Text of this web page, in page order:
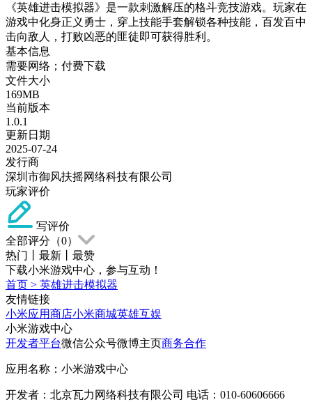
《英雄进击模拟器》是一款刺激解压的格斗竞技游戏。玩家在
游戏中化身正义勇士，穿上技能手套解锁各种技能，百发百中
击向敌人，打败凶恶的匪徒即可获得胜利。
基本信息
需要网络；付费下载
文件大小
169MB
当前版本
1.0.1
更新日期
2025-07-24
发行商
深圳市御风扶摇网络科技有限公司
玩家评价
写评价
全部评分（0）
热门
最新
最赞
下载小米游戏中心，参与互动！
首页 > 英雄进击模拟器
友情链接
小米应用商店小米商城英雄互娱
小米游戏中心
开发者平台微信公众号微博主页商务合作
应用名称：小米游戏中心
开发者：北京瓦力网络科技有限公司 电话：010-60606666